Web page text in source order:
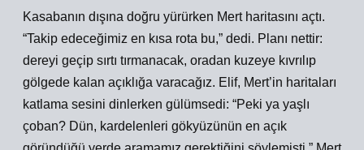
Kasabanın dışına doğru yürürken Mert haritasını açtı.
“Takip edeceğimiz en kısa rota bu,” dedi. Planı nettir:
dereyi geçip sırtı tırmanacak, oradan kuzeye kıvrılıp
gölgede kalan açıklığa varacağız. Elif, Mert’in haritaları
katlama sesini dinlerken gülümsedi: “Peki ya yaşlı
çoban? Dün, kardelenleri gökyüzünün en açık